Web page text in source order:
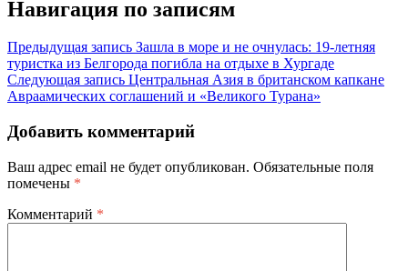
Навигация по записям
Предыдущая запись Зашла в море и не очнулась: 19-летняя
туристка из Белгорода погибла на отдыхе в Хургаде
Следующая запись Центральная Азия в британском капкане
Авраамических соглашений и «Великого Турана»
Добавить комментарий
Ваш адрес email не будет опубликован. Обязательные поля
помечены *
Комментарий *